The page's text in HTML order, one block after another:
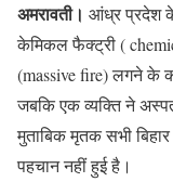
अमरावती। आंध्र प्रदेश
केमिकल फैक्ट्री (
(massive fire) लगने के
जबकि एक व्यक्ति ने
मुताबिक मृतक सभी
पहचान नहीं हुई है।